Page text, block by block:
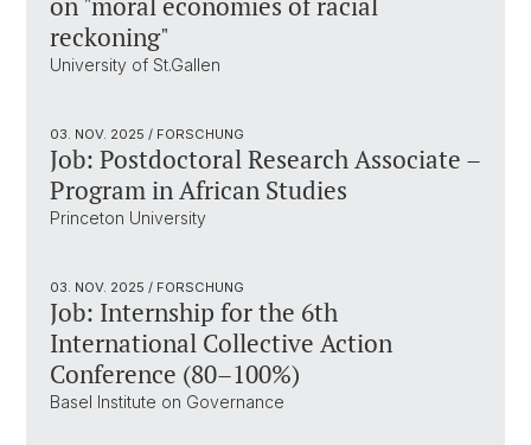
reckoning"
University of St.Gallen
03. NOV. 2025 / FORSCHUNG
Job: Postdoctoral Research Associate –
Program in African Studies
Princeton University
03. NOV. 2025 / FORSCHUNG
Job: Internship for the 6th
International Collective Action
Conference (80–100%)
Basel Institute on Governance